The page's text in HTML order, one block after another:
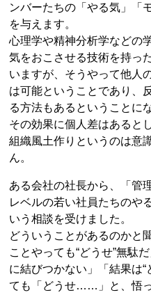
ンバーたちの「やる気」「
を与えます。
心理学や精神分析学などの
気をおこさせる技術を持っ
いますが、そうやって他人
は可能ということであり、
る方法もあるということに
その効果に個人差はあると
組織風土作りというのは意
ん。
ある会社の社長から、「管
レベルの若い社員たちのや
いう相談を受けました。
どういうことがあるのかと
ことやっても“どうせ”無駄
に結びつかない」「結果は
ても「どうせ……」と、悟